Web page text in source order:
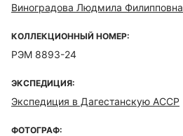
Виноградова Людмила Филипповна
КОЛЛЕКЦИОННЫЙ НОМЕР:
РЭМ 8893-24
ЭКСПЕДИЦИЯ:
Экспедиция в Дагестанскую АССР
ФОТОГРАФ: